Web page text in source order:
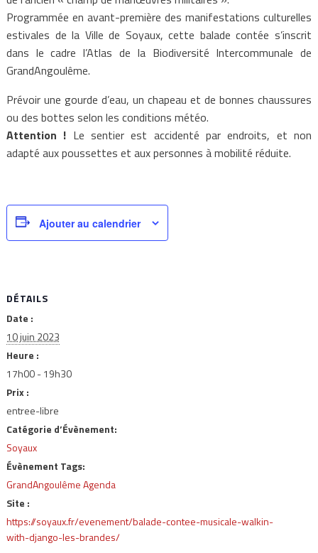
Programmée en avant-première des manifestations culturelles
estivales de la Ville de Soyaux, cette balade contée s’inscrit
dans le cadre l’Atlas de la Biodiversité Intercommunale de
GrandAngoulême.
Prévoir une gourde d’eau, un chapeau et de bonnes chaussures
ou des bottes selon les conditions météo.
Attention ! Le sentier est accidenté par endroits, et non
adapté aux poussettes et aux personnes à mobilité réduite.
Ajouter au calendrier
DÉTAILS
Date :
10 juin 2023
Heure :
17h00 - 19h30
Prix :
entree-libre
Catégorie d’Évènement:
Soyaux
Évènement Tags:
GrandAngoulême Agenda
Site :
https://soyaux.fr/evenement/balade-contee-musicale-walkin-
with-django-les-brandes/